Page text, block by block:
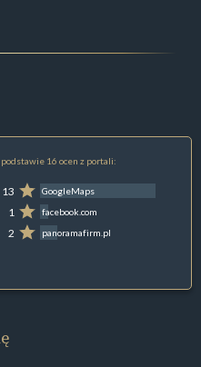
podstawie 16 ocen z portali:
13 GoogleMaps
1 facebook.com
2 panoramafirm.pl